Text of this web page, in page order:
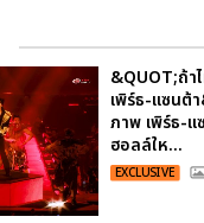
&QUOT;ถ้า
เพิร์ธ-แซนต้
ภาพ เพิร์ธ-แ
ฮอลล์ให...
EXCLUSIVE